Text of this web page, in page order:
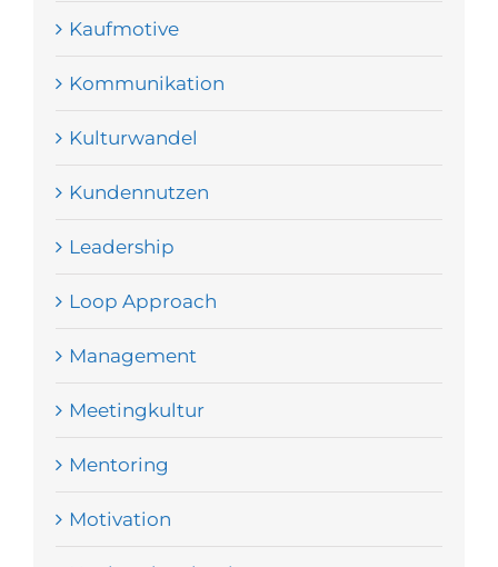
Kaufmotive
Kommunikation
Kulturwandel
Kundennutzen
Leadership
Loop Approach
Management
Meetingkultur
Mentoring
Motivation